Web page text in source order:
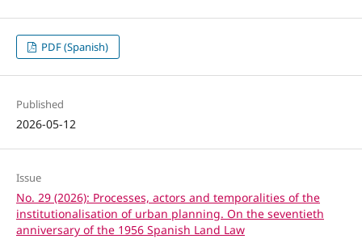
PDF (Spanish)
Published
2026-05-12
Issue
No. 29 (2026): Processes, actors and temporalities of the
institutionalisation of urban planning. On the seventieth
anniversary of the 1956 Spanish Land Law